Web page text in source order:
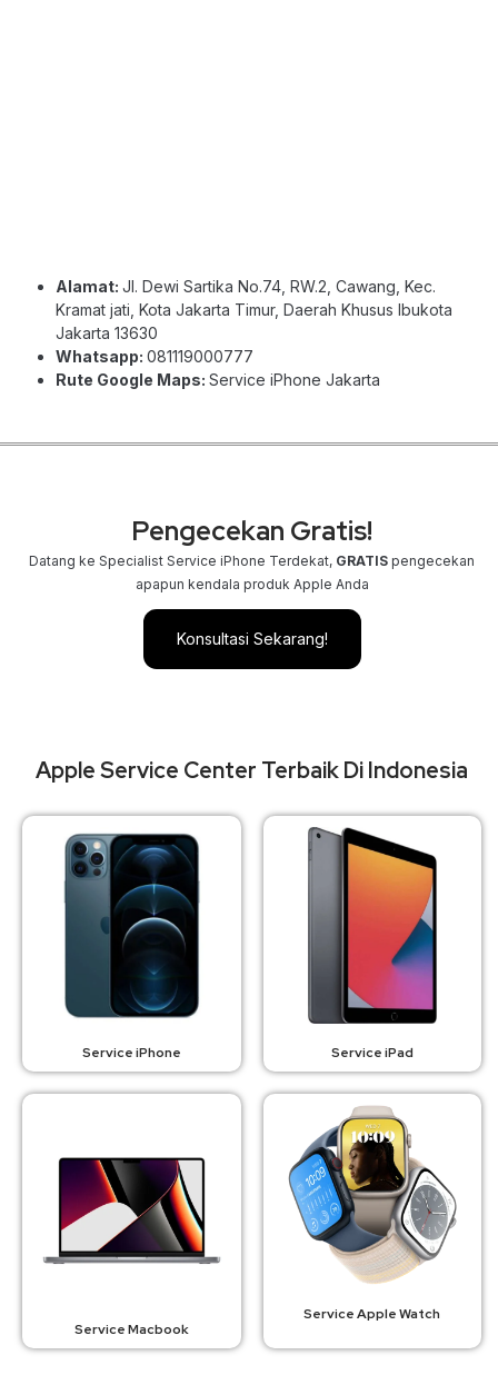
Alamat: Jl. Dewi Sartika No.74, RW.2, Cawang, Kec.
Kramat jati, Kota Jakarta Timur, Daerah Khusus Ibukota
Jakarta 13630
Whatsapp: 081119000777
Rute Google Maps: Service iPhone Jakarta
Pengecekan Gratis!
Datang ke Specialist Service iPhone Terdekat, GRATIS pengecekan
apapun kendala produk Apple Anda
Konsultasi Sekarang!
Apple Service Center Terbaik Di Indonesia
Service iPhone Service iPad
Service Macbook
Service Apple Watch